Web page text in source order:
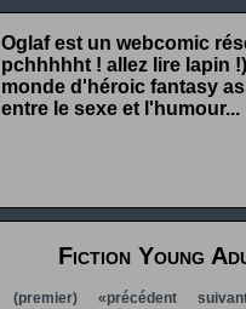
Oglaf est un webcomic
pchhhhht ! allez lire lapin
monde d'héroic fantasy
entre le sexe et l'humour...
Fiction Young
(premier) «précédent